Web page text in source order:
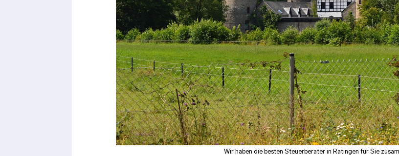
Wir haben die besten Steuerberater in Ratingen für Sie